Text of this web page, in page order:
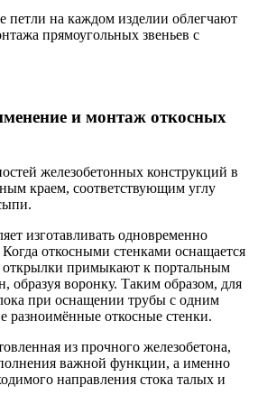
петли на каждом изделии облегчают
прямоугольных звеньев с
и монтаж откосных
железобетонных конструкций в
краем, соответствующим углу
изготавливать одновременно
откосными стенками оснащается
открылки примыкают к портальным
образуя воронку. Таким образом, для
при оснащении трубы с одним
разноимённые откосные стенки.
из прочного железобетона,
важной функции, а именно
направления стока талых и